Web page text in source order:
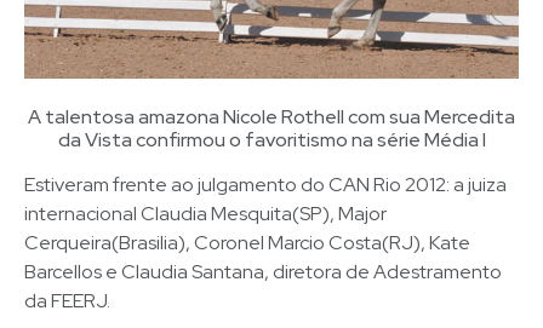
A talentosa amazona Nicole Rothell com sua Mercedita
da Vista confirmou o favoritismo na série Média I
Estiveram frente ao julgamento do CAN Rio 2012: a juiza
internacional Claudia Mesquita(SP), Major
Cerqueira(Brasilia), Coronel Marcio Costa(RJ), Kate
Barcellos e Claudia Santana, diretora de Adestramento
da FEERJ.